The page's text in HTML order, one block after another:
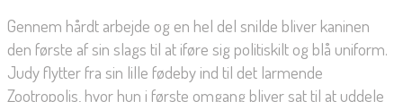
Gennem hårdt arbejde og en hel del snilde bliver kaninen
den første af sin slags til at iføre sig politiskilt og blå uniform.
Judy flytter fra sin lille fødeby ind til det larmende
Zootropolis, hvor hun i første omgang bliver sat til at uddele